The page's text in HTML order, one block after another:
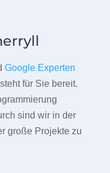
Google Experten
für Sie bereit.
sind wir in der
große Projekte zu